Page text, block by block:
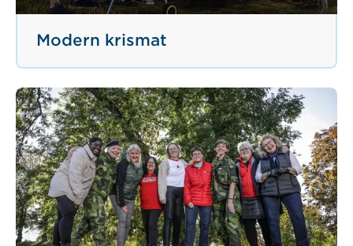
Modern krismat